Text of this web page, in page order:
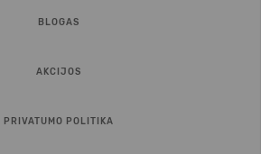
BLOGAS
AKCIJOS
PRIVATUMO POLITIKA